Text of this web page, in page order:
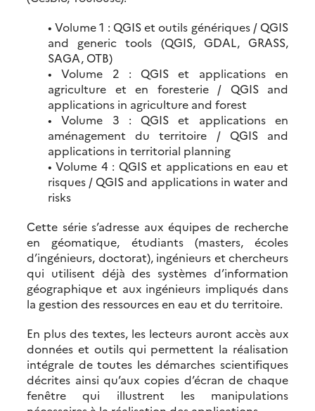
• Volume 1 : QGIS et outils génériques / QGIS
and generic tools (QGIS, GDAL, GRASS,
SAGA, OTB)
• Volume 2 : QGIS et applications en
agriculture et en foresterie / QGIS and
applications in agriculture and forest
• Volume 3 : QGIS et applications en
aménagement du territoire / QGIS and
applications in territorial planning
• Volume 4 : QGIS et applications en eau et
risques / QGIS and applications in water and
risks
Cette série s’adresse aux équipes de recherche
en géomatique, étudiants (masters, écoles
d’ingénieurs, doctorat), ingénieurs et chercheurs
qui utilisent déjà des systèmes d’information
géographique et aux ingénieurs impliqués dans
la gestion des ressources en eau et du territoire.
En plus des textes, les lecteurs auront accès aux
données et outils qui permettent la réalisation
intégrale de toutes les démarches scientifiques
décrites ainsi qu’aux copies d’écran de chaque
fenêtre qui illustrent les manipulations